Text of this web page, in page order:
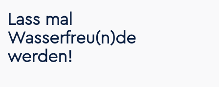
Lass mal
Wasserfreu(n)de
werden!